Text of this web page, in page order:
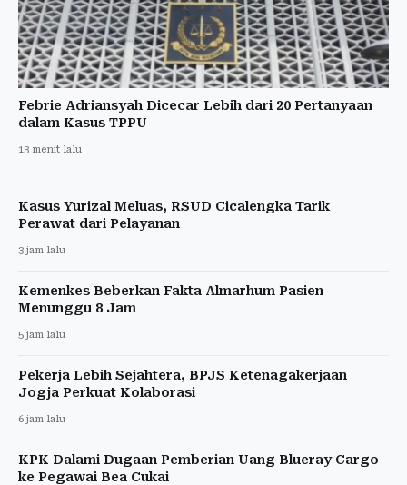
Febrie Adriansyah Dicecar Lebih dari 20 Pertanyaan
dalam Kasus TPPU
13 menit lalu
Kasus Yurizal Meluas, RSUD Cicalengka Tarik
Perawat dari Pelayanan
3 jam lalu
Kemenkes Beberkan Fakta Almarhum Pasien
Menunggu 8 Jam
5 jam lalu
Pekerja Lebih Sejahtera, BPJS Ketenagakerjaan
Jogja Perkuat Kolaborasi
6 jam lalu
KPK Dalami Dugaan Pemberian Uang Blueray Cargo
ke Pegawai Bea Cukai